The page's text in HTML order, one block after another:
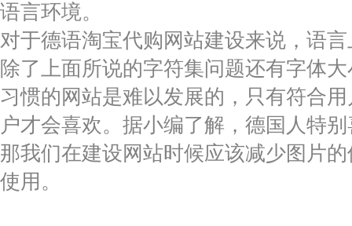
语言环境。
对于德语淘宝代购网站建设来说，语
除了上面所说的字符集问题还有字体
习惯的网站是难以发展的，只有符合
户才会喜欢。据小编了解，德国人特
那我们在建设网站时候应该减少图片
使用。